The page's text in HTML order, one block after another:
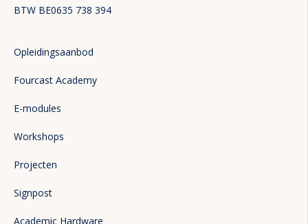
BTW BE0635 738 394
Opleidingsaanbod
Fourcast Academy
E-modules
Workshops
Projecten
Signpost
Academic Hardware